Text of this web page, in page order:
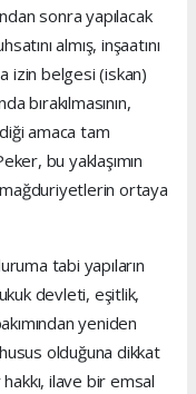
sonra yapılacak
almış, inşaatını
izin belgesi (iskan)
bırakılmasının,
amaca tam
bu yaklaşımın
ortaya
tabi yapıların
devleti, eşitlik,
yeniden
olduğuna dikkat
ilave bir emsal